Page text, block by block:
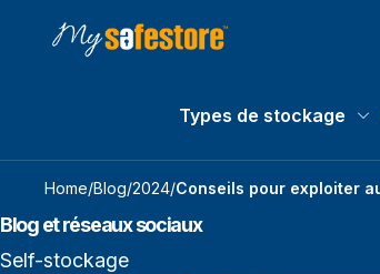
Types de stockage
Home/Blog/2024/Conseils pour exploiter
Blog et réseaux sociaux
Self-stockage